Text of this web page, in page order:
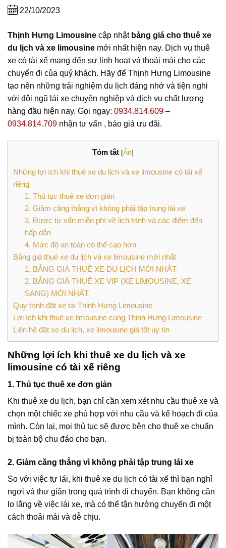
22/10/2023
Thịnh Hưng Limousine cập nhật bảng giá cho thuê xe
du lịch và xe limousine mới nhất hiện nay. Dịch vụ thuê
xe có tài xế mang đến sự linh hoạt và thoải mái cho các
chuyến đi của quý khách. Hãy để Thịnh Hưng Limousine
tạo nên những trải nghiệm du lịch đáng nhớ và tiện nghi
với đội ngũ lái xe chuyên nghiệp và dịch vụ chất lượng
hàng đầu hiện nay. Gọi ngay: 0934.814.609 –
0934.814.709 nhận tư vấn , báo giá ưu đãi.
Tóm tắt [Ẩn]
Những lợi ích khi thuê xe du lịch và xe limousine có tài xế
riêng
1. Thủ tục thuê xe đơn giản
2. Giảm căng thẳng vì không phải tập trung lái xe
3. Được tư vấn miễn phí về lịch trình và các điểm đến
hấp dẫn
4. Mức độ an toàn có thể cao hơn
Bảng giá thuê xe du lịch và xe limousine mới nhất
1. BẢNG GIÁ THUÊ XE DU LỊCH MỚI NHẤT
2. BẢNG GIÁ THUÊ XE VIP (XE LIMOUSINE, XE
SANG) MỚI NHẤT
Quy trình đặt xe tại Thịnh Hưng Limousine
Lợi ích khi thuê xe limousine cùng Thịnh Hưng Limousine
Liên hệ đặt xe du lịch, xe limousine giá tốt uy tín
Những lợi ích khi thuê xe du lịch và xe
limousine có tài xế riêng
1. Thủ tục thuê xe đơn giản
Khi thuê xe du lịch, bạn chỉ cần xem xét nhu cầu thuê xe và
chọn một chiếc xe phù hợp với nhu cầu và kế hoạch đi của
mình. Còn lại, mọi thủ tục sẽ được bên cho thuê xe chuẩn
bị toàn bộ chu đáo cho bạn.
2. Giảm căng thẳng vì không phải tập trung lái xe
So với việc tự lái, khi thuê xe du lịch có tài xế thì bạn nghỉ
ngơi và thư giãn trong quá trình di chuyển. Bạn không cần
lo lắng về việc lái xe, mà có thể tận hưởng chuyến đi một
cách thoải mái và dễ chịu.